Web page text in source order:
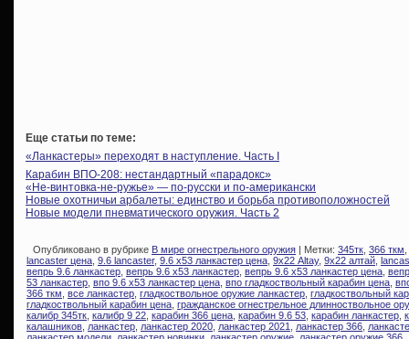
Еще статьи по теме:
«Ланкастеры» переходят в наступление. Часть I
Карабин ВПО-208: нестандартный «парадокс»
«Не-винтовка-не-ружье» — по-русски и по-американски
Новые охотничьи арбалеты: единство и борьба противоположностей
Новые модели пневматического оружия. Часть 2
Опубликовано в рубрике В мире огнестрельного оружия | Метки: 345тк 366 ткм
lancaster цена 9.6 lancaster, 9.6 х53 ланкастер цена 9х22 Altay, 9х22 алтай
вепрь 9.6 ланкастер вепрь 9.6 х53 ланкастер вепрь 9.6 х53 ланкастер цена
53 ланкастер впо 9.6 х53 ланкастер цена впо гладкоствольный карабин цена
366 ткм все ланкастер гладкоствольное оружие ланкастер гладкоствольный
гладкоствольный карабин цена гражданское огнестрельное длинноствольное
калибр 345тк калибр 9 22 карабин 366 цена карабин 9.6 53 карабин ланкастер
калашников ланкастер ланкастер 2020 ланкастер 2021 ланкастер 366